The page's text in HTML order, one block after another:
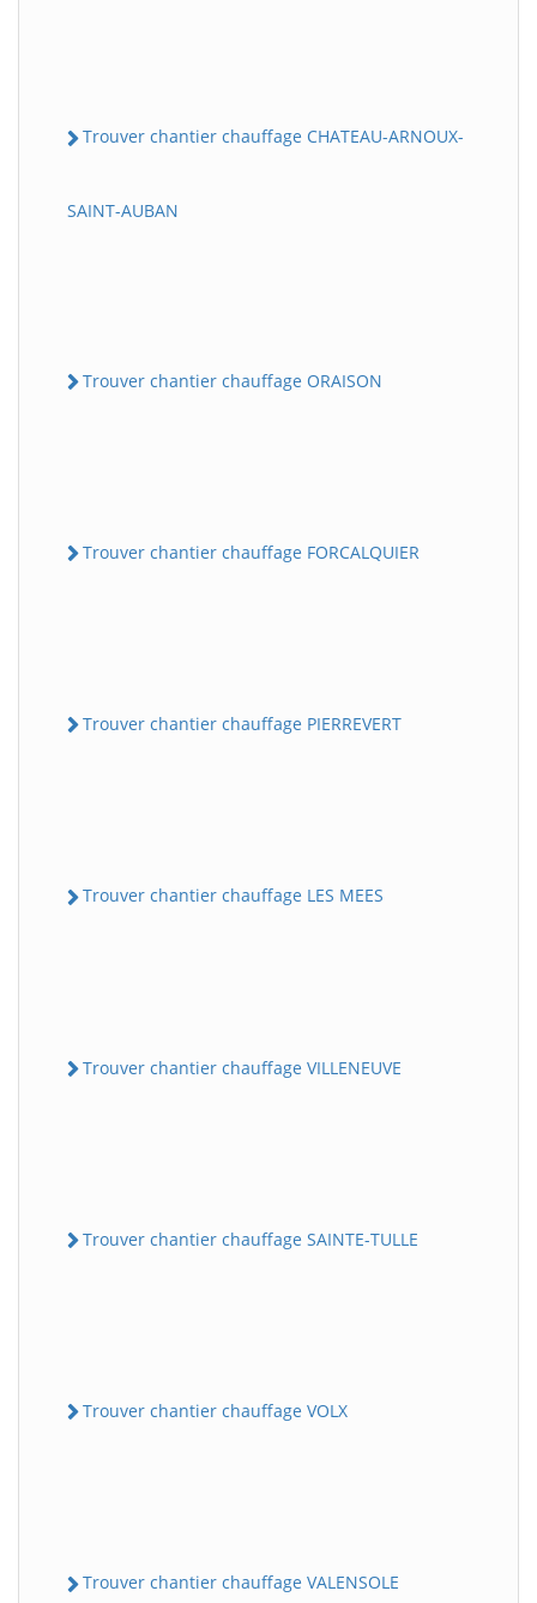
Trouver chantier chauffage CHATEAU-ARNOUX-
SAINT-AUBAN
Trouver chantier chauffage ORAISON
Trouver chantier chauffage FORCALQUIER
Trouver chantier chauffage PIERREVERT
Trouver chantier chauffage LES MEES
Trouver chantier chauffage VILLENEUVE
Trouver chantier chauffage SAINTE-TULLE
Trouver chantier chauffage VOLX
Trouver chantier chauffage VALENSOLE